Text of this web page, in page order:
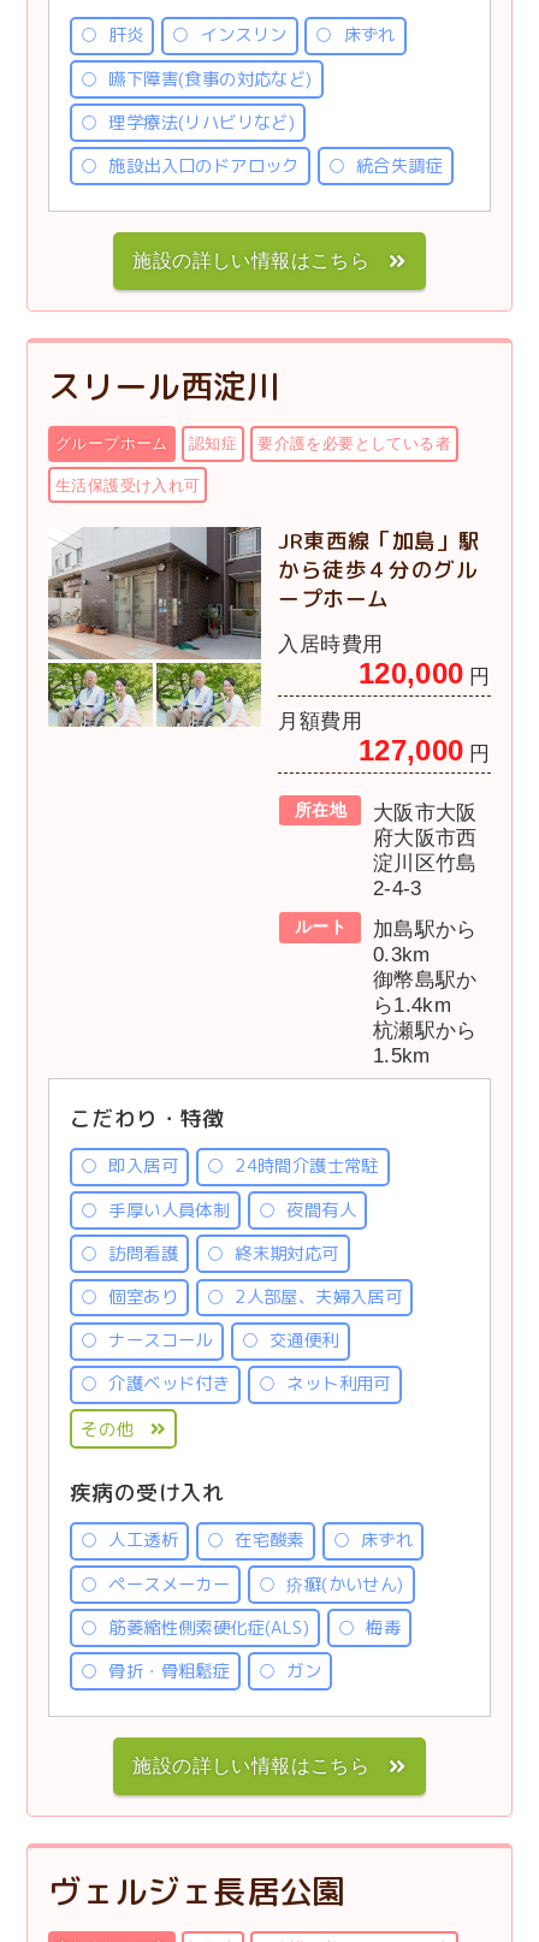
肝炎 インスリン
床ずれ
嚥下障害(食事の対応など)
理学療法(リハビリなど)
施設出入口のドアロック
統合失調症
施設の詳しい情報はこちら
スリール西淀川
グループホーム 認知症 要介護を必要としている者
生活保護受け入れ可
JR東西線「加島」駅
から徒歩４分のグル
ープホーム
入居時費用
120,000 円
月額費用
127,000 円
所在地
大阪市大阪
府大阪市西
淀川区竹島
2-4-3
ルート
加島駅から
0.3km
御幣島駅か
ら1.4km
杭瀬駅から
1.5km
こだわり・特徴
即入居可
24時間介護士常駐
手厚い人員体制
夜間有人
訪問看護
終末期対応可
個室あり
2人部屋、夫婦入居可
ナースコール
交通便利
介護ベッド付き
ネット利用可
その他
疾病の受け入れ
人工透析 在宅酸素
床ずれ
ペースメーカー
疥癬(かいせん)
筋萎縮性側索硬化症(ALS)
梅毒
骨折・骨粗鬆症
ガン
施設の詳しい情報はこちら
ヴェルジェ長居公園